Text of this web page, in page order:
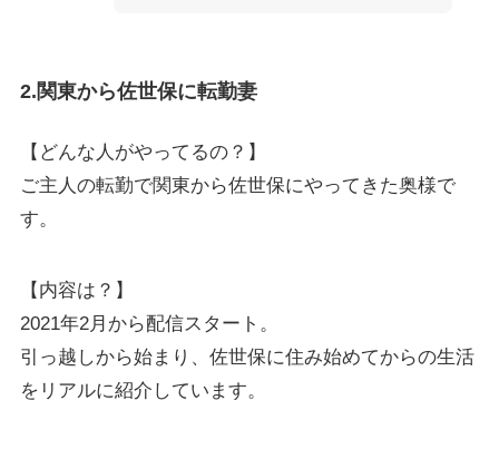
2.関東から佐世保に転勤妻
【どんな人がやってるの？】
ご主人の転勤で関東から佐世保にやってきた奥様で
す。
【内容は？】
2021年2月から配信スタート。
引っ越しから始まり、佐世保に住み始めてからの生活
をリアルに紹介しています。